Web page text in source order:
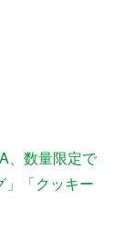
、数量限定で
」「クッキー